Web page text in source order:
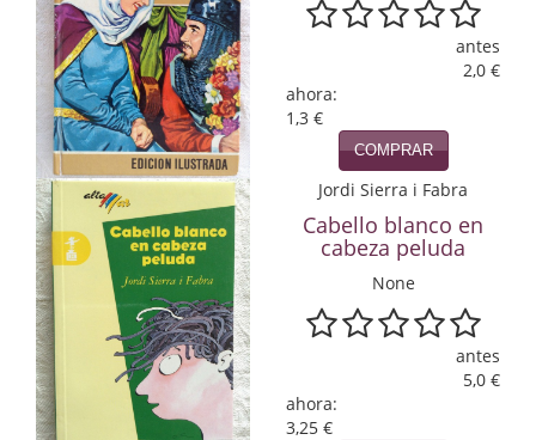
historia
Infantil y juvenil
Infantil y juvenil. Nuevo!!
Infantil y juvenil. Nuevo!!!
Informática
Literatura fantástica
Literatura hispanoamericana
Local
Mafia y espionaje
antes
2,0 €
ahora:
1,3 €
COMPRAR
Jordi Sierra i Fabra
Cabello blanco en
cabeza peluda
None
antes
5,0 €
ahora:
3,25 €